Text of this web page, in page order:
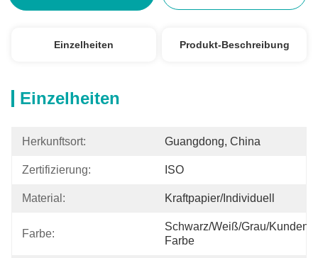
Einzelheiten Produkt-Beschreibung
Einzelheiten
Herkunftsort: Guangdong, China
Zertifizierung: ISO
Material: Kraftpapier/Individuell
Farbe:
Schwarz/Weiß/Grau/
Farbe